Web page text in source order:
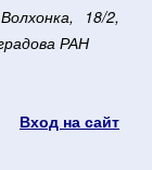
18/2,
РАН
Вход на сайт